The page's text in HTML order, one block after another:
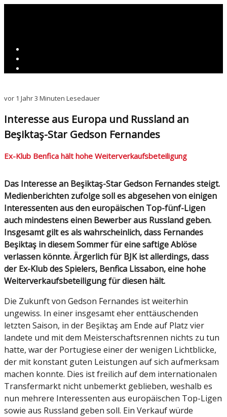
vor 1 Jahr3 Minuten Lesedauer
Interesse aus Europa und Russland an
Beşiktaş-Star Gedson Fernandes
Ex-Klub Benfica hält hohe Weiterverkaufsbeteiligung
Das Interesse an Beşiktaş-Star Gedson Fernandes steigt.
Medienberichten zufolge soll es abgesehen von einigen
Interessenten aus den europäischen Top-fünf-Ligen
auch mindestens einen Bewerber aus Russland geben.
Insgesamt gilt es als wahrscheinlich, dass Fernandes
Beşiktaş in diesem Sommer für eine saftige Ablöse
verlassen könnte. Ärgerlich für BJK ist allerdings, dass
der Ex-Klub des Spielers, Benfica Lissabon, eine hohe
Weiterverkaufsbeteiligung für diesen hält.
Die Zukunft von Gedson Fernandes ist weiterhin
ungewiss. In einer insgesamt eher enttäuschenden
letzten Saison, in der Beşiktaş am Ende auf Platz vier
landete und mit dem Meisterschaftsrennen nichts zu tun
hatte, war der Portugiese einer der wenigen Lichtblicke,
der mit konstant guten Leistungen auf sich aufmerksam
machen konnte. Dies ist freilich auf dem internationalen
Transfermarkt nicht unbemerkt geblieben, weshalb es
nun mehrere Interessenten aus europäischen Top-Ligen
sowie aus Russland geben soll. Ein Verkauf würde